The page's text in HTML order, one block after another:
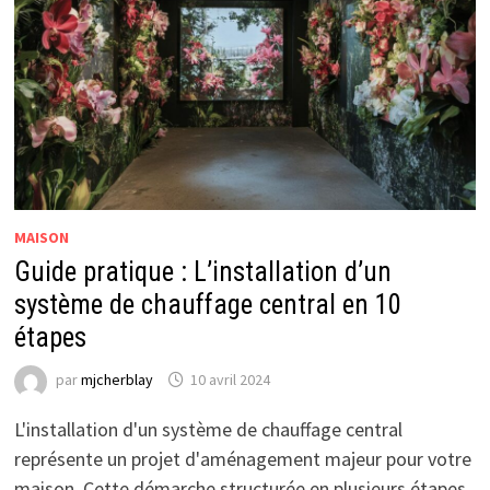
MAISON
Guide pratique : L’installation d’un
système de chauffage central en 10
étapes
parmjcherblay 10 avril 2024
L'installation d'un système de chauffage central
représente un projet d'aménagement majeur pour votre